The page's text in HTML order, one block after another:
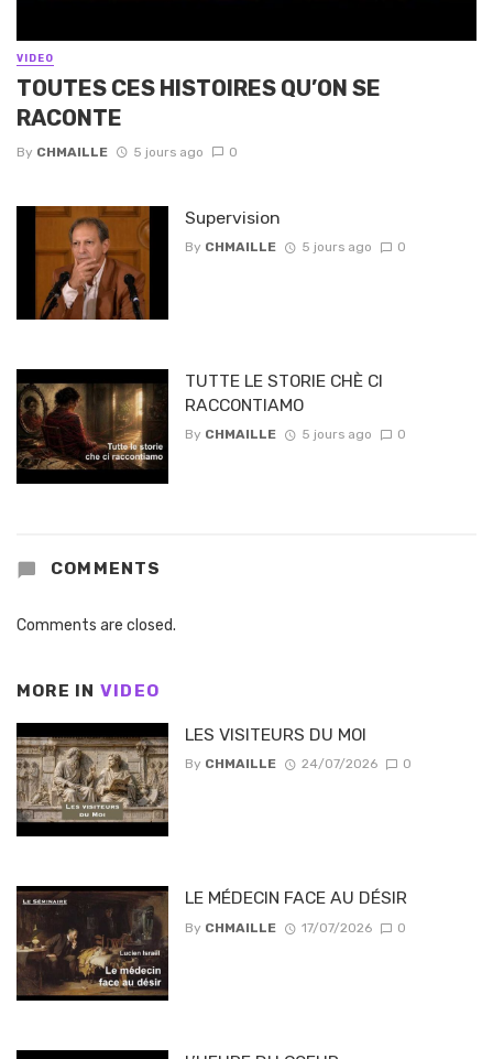
VIDEO
TOUTES CES HISTOIRES QU’ON SE
RACONTE
By CHMAILLE 5 jours ago 0
Supervision
By CHMAILLE 5 jours ago 0
TUTTE LE STORIE CHÈ CI
RACCONTIAMO
By CHMAILLE 5 jours ago 0
COMMENTS
Comments are closed.
MORE IN VIDEO
LES VISITEURS DU MOI
By CHMAILLE 24/07/2026 0
LE MÉDECIN FACE AU DÉSIR
By CHMAILLE 17/07/2026 0